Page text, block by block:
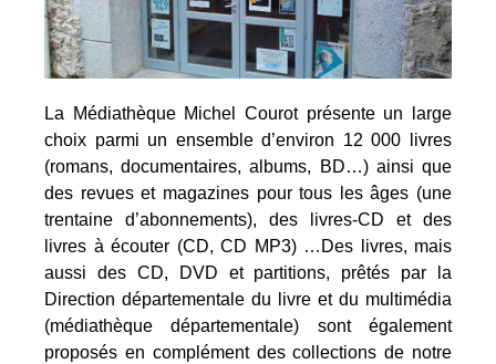
La Médiathèque Michel Courotprésente un large
choix parmi un ensemble d’environ 12 000 livres
(romans, documentaires, albums, BD…) ainsi que
des revues et magazines pour tous les âges (une
trentaine d’abonnements), des livres-CD et des
livres à écouter (CD, CD MP3) …Des livres, mais
aussi des CD, DVD et partitions, prêtés par la
Direction départementale du livre et du multimédia
(médiathèque départementale) sont également
proposés en complément des collections de notre